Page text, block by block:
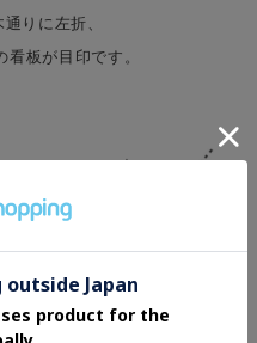
りに左折、
看板が目印です。